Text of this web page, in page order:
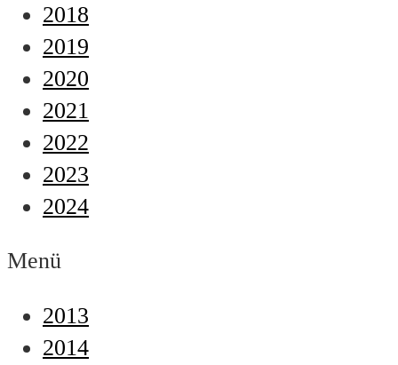
2018
2019
2020
2021
2022
2023
2024
Menü
2013
2014